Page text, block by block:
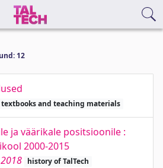
12
textbooks and teaching materials
ja väärikale positsioonile :
2000-2015
2018 history of TalTech